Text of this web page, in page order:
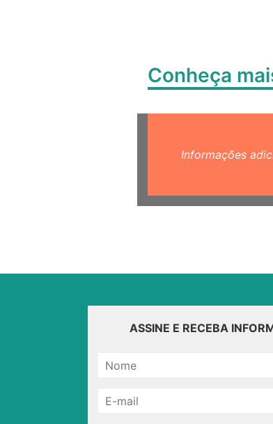
Conheça
Informações
ASSINE E RECEBA